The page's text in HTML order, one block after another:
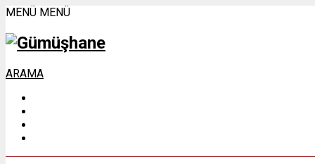
MENÜ MENÜ
ARAMA